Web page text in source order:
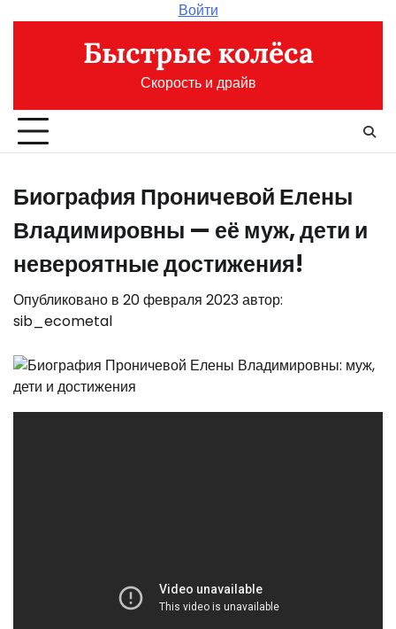
содержимому
Войти
Быстрые колёса
Скорость и драйв
Биография Проничевой Елены
Владимировны — её муж, дети и
невероятные достижения!
Опубликовано в 20 февраля 2023автор:
sib_ecometal